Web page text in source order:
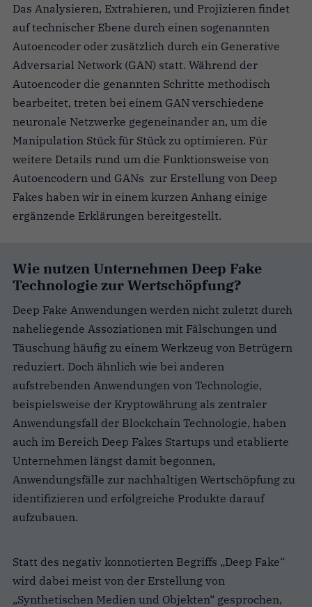
Das Analysieren, Extrahieren, und Projizieren findet
auf technischer Ebene durch einen sogenannten
Autoencoder oder zusätzlich durch ein Generative
Adversarial Network (GAN) statt. Während der
Autoencoder die genannten Schritte methodisch
bearbeitet, treten bei einem GAN verschiedene
neuronale Netzwerke gegeneinander an, um die
Manipulation Stück für Stück zu optimieren. Für
weitere Details rund um die Funktionsweise von
Autoencodern und GANs zur Erstellung von Deep
Fakes haben wir in einem kurzen Anhang einige
ergänzende Erklärungen bereitgestellt.
Wie nutzen Unternehmen Deep Fake
Technologie zur Wertschöpfung?
Deep Fake Anwendungen werden nicht zuletzt durch
naheliegende Assoziationen mit Fälschungen und
Täuschung häufig zu einem Werkzeug von Betrügern
reduziert. Doch ähnlich wie bei anderen
aufstrebenden Anwendungen von Technologie,
beispielsweise der Kryptowährung als zentraler
Anwendungsfall der Blockchain Technologie, haben
auch im Bereich Deep Fakes Startups und etablierte
Unternehmen längst damit begonnen,
Anwendungsfälle zur nachhaltigen Wertschöpfung zu
identifizieren und erfolgreiche Produkte darauf
aufzubauen.
Statt des negativ konnotierten Begriffs „Deep Fake“
wird dabei meist von der Erstellung von
„Synthetischen Medien und Objekten“ gesprochen,